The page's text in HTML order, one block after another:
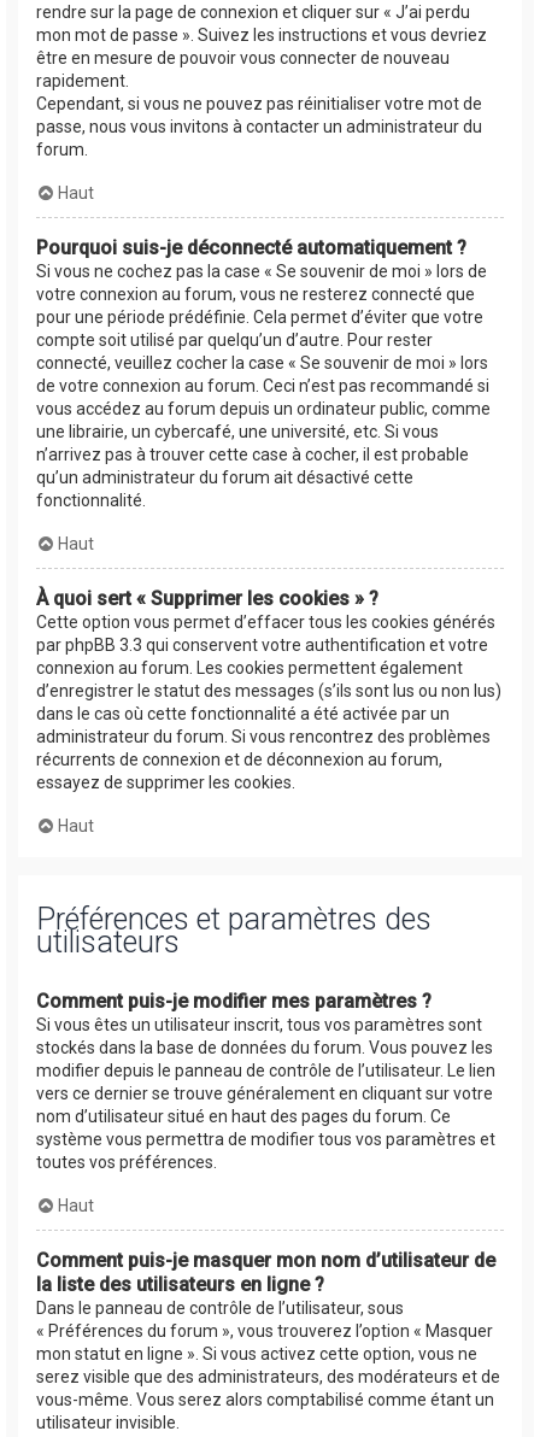
rendre sur la page de connexion et cliquer sur « J’ai perdu
mon mot de passe ». Suivez les instructions et vous devriez
être en mesure de pouvoir vous connecter de nouveau
rapidement.
Cependant, si vous ne pouvez pas réinitialiser votre mot de
passe, nous vous invitons à contacter un administrateur du
forum.
Haut
Pourquoi suis-je déconnecté automatiquement ?
Si vous ne cochez pas la case « Se souvenir de moi » lors de
votre connexion au forum, vous ne resterez connecté que
pour une période prédéfinie. Cela permet d’éviter que votre
compte soit utilisé par quelqu’un d’autre. Pour rester
connecté, veuillez cocher la case « Se souvenir de moi » lors
de votre connexion au forum. Ceci n’est pas recommandé si
vous accédez au forum depuis un ordinateur public, comme
une librairie, un cybercafé, une université, etc. Si vous
n’arrivez pas à trouver cette case à cocher, il est probable
qu’un administrateur du forum ait désactivé cette
fonctionnalité.
Haut
À quoi sert « Supprimer les cookies » ?
Cette option vous permet d’effacer tous les cookies générés
par phpBB 3.3 qui conservent votre authentification et votre
connexion au forum. Les cookies permettent également
d’enregistrer le statut des messages (s’ils sont lus ou non lus)
dans le cas où cette fonctionnalité a été activée par un
administrateur du forum. Si vous rencontrez des problèmes
récurrents de connexion et de déconnexion au forum,
essayez de supprimer les cookies.
Haut
Préférences et paramètres des
utilisateurs
Comment puis-je modifier mes paramètres ?
Si vous êtes un utilisateur inscrit, tous vos paramètres sont
stockés dans la base de données du forum. Vous pouvez les
modifier depuis le panneau de contrôle de l’utilisateur. Le lien
vers ce dernier se trouve généralement en cliquant sur votre
nom d’utilisateur situé en haut des pages du forum. Ce
système vous permettra de modifier tous vos paramètres et
toutes vos préférences.
Haut
Comment puis-je masquer mon nom d’utilisateur de
la liste des utilisateurs en ligne ?
Dans le panneau de contrôle de l’utilisateur, sous
« Préférences du forum », vous trouverez l’option « Masquer
mon statut en ligne ». Si vous activez cette option, vous ne
serez visible que des administrateurs, des modérateurs et de
vous-même. Vous serez alors comptabilisé comme étant un
utilisateur invisible.